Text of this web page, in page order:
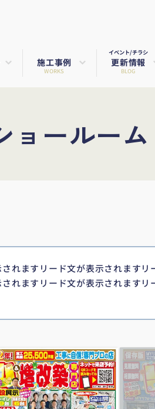
施工事例
WORKS
イベント/チラシ
更新情報
BLOG
ョールーム
れますリード文が表示されます
れますリード文が表示されます